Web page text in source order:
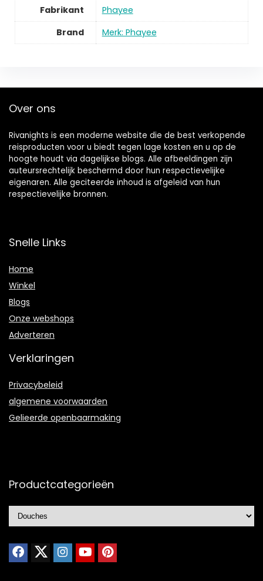
Fabrikant
Phayee
Brand
Merk: Phayee
Over ons
Rivanights is een moderne website die de best verkopende
reisproducten voor u biedt tegen lage kosten en u op de
hoogte houdt via dagelijkse blogs. Alle afbeeldingen zijn
auteursrechtelijk beschermd door hun respectievelijke
eigenaren. Alle geciteerde inhoud is afgeleid van hun
respectievelijke bronnen.
Snelle Links
Home
Winkel
Blogs
Onze webshops
Adverteren
Verklaringen
Privacybeleid
algemene voorwaarden
Gelieerde openbaarmaking
Productcategorieën